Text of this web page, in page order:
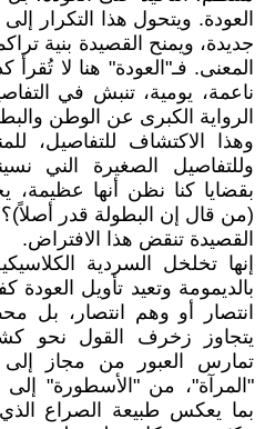
العودة. ويتحول هذا التكرار
جديدة، ويمنح القصيدة بنية
المعنى. فـ"العودة" هنا لا
ناعمة، يومية، تنبش في
الرواية الكبرى عن الوطن
وهذا الاكتشاف للتفاصيل،
وللتفاصيل الصغيرة الني
بقضايا كنا نظن أنها
(من قال إن البطولة قدر أصلاً)؟
القصيدة تنقض هذا الافتراض.
إنها تخلخل السردية
بالديمومة وتعيد تأويل
انتصار أو وهم انتصار، بل
يتجاوز زخرف القول نحو
تمارس العبور من مجاز
"المرآة"، من "الأسطورة" إلى
بما يعكس طبيعة الصراع